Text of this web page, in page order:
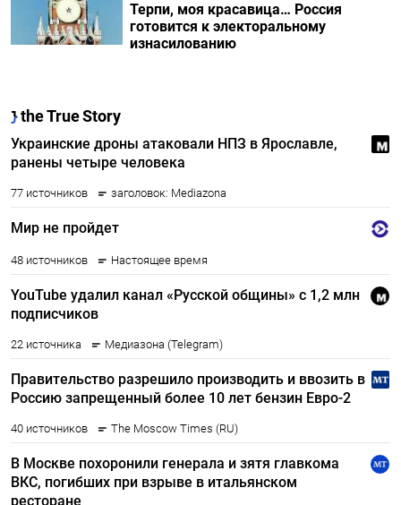
Терпи, моя красавица… Россия
готовится к электоральному
изнасилованию